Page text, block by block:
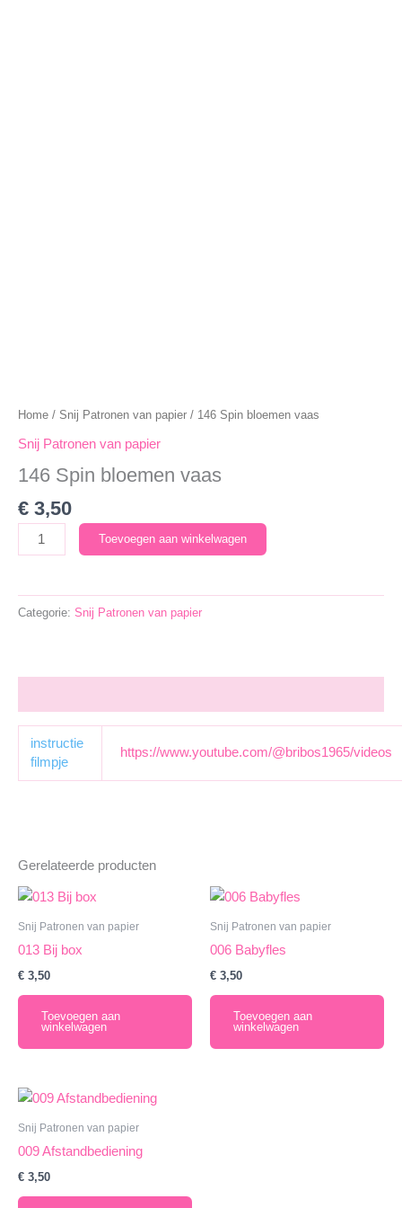
Home / Snij Patronen van papier / 146 Spin bloemen vaas
Snij Patronen van papier
146 Spin bloemen vaas
€ 3,50
Spin
vaas
aantal
Toevoegen aan winkelwagen
Categorie: Snij Patronen van papier
instructie
filmpje
https://www.youtube.com/@bribos1965/videos
Gerelateerde producten
Snij Patronen van papier
013 Bij box
€ 3,50
Toevoegen aan
winkelwagen
Snij Patronen van papier
006 Babyfles
€ 3,50
Toevoegen aan
winkelwagen
Snij Patronen van papier
009 Afstandbediening
€ 3,50